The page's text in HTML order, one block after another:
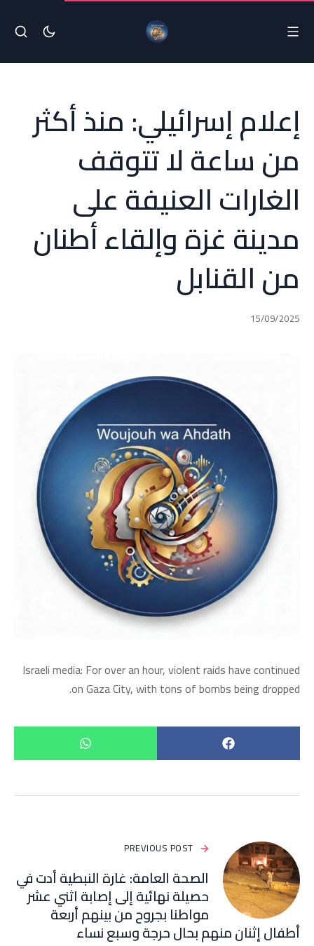
إعلام إسرائيلي: منذ أكثر
من ساعة لا تتوقف
الغارات العنيفة على
مدينة غزة وإلقاء أطنان
من القنابل
15/09/2025
Israeli media: For over an hour, violent raids have continued
on Gaza City, with tons of bombs being dropped.
PREVIOUS POST
الصحة العامة: غارة النبطية أدت في
حصيلة نهائية إلى إصابة اثني عشر
مواطنا بجروح من بينهم أربعة
أطفال إثنان منهم بحال حرجة وسبع نساء